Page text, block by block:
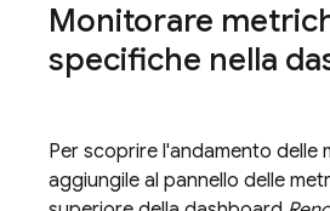
Monitorare
specifiche nella
Per scoprire l'andamento delle
aggiungile al pannello delle